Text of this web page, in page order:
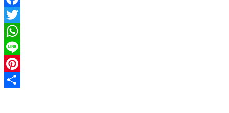
Facebook
Twitter
WhatsApp
Line
Pinterest